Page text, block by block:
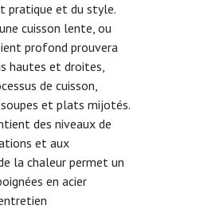
pratique et du style.
cuisson lente, ou
profond prouvera
hautes et droites,
de cuisson,
et plats mijotés.
des niveaux de
et aux
la chaleur permet un
en acier